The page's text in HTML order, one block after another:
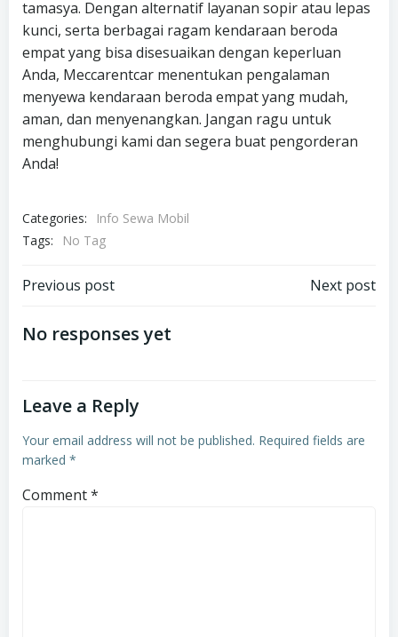
tamasya. Dengan alternatif layanan sopir atau lepas
kunci, serta berbagai ragam kendaraan beroda
empat yang bisa disesuaikan dengan keperluan
Anda, Meccarentcar menentukan pengalaman
menyewa kendaraan beroda empat yang mudah,
aman, dan menyenangkan. Jangan ragu untuk
menghubungi kami dan segera buat pengorderan
Anda!
Categories:
Info Sewa Mobil
Tags:
No Tag
Post
navigation
Previous post Next post
No responses yet
Leave a Reply
Your email address will not be published. Required fields are
marked *
Comment*